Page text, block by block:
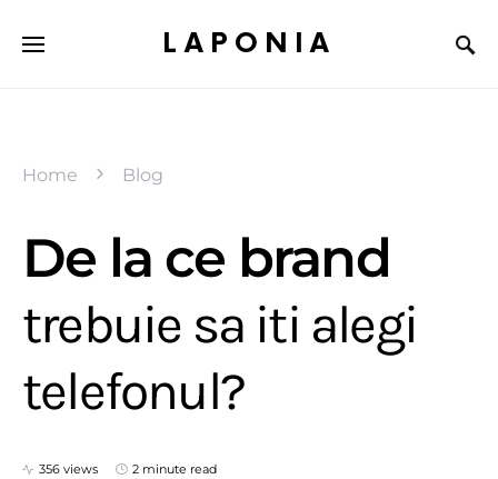
LAPONIA
Home Blog
De la ce brand
trebuie sa iti alegi
telefonul?
356 views 2 minute read